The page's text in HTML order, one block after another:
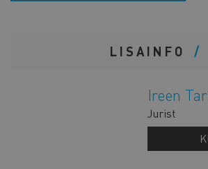
LISAINFO
Ireen
Jurist